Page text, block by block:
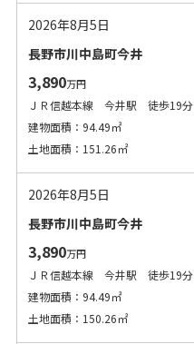
2026年8月5日
長野市川中島町今井
3,890万円
ＪＲ信越本線 今井駅 徒歩19分
建物面積：94.49㎡
土地面積：151.26㎡
2026年8月5日
長野市川中島町今井
3,890万円
ＪＲ信越本線 今井駅 徒歩19分
建物面積：94.49㎡
土地面積：150.26㎡